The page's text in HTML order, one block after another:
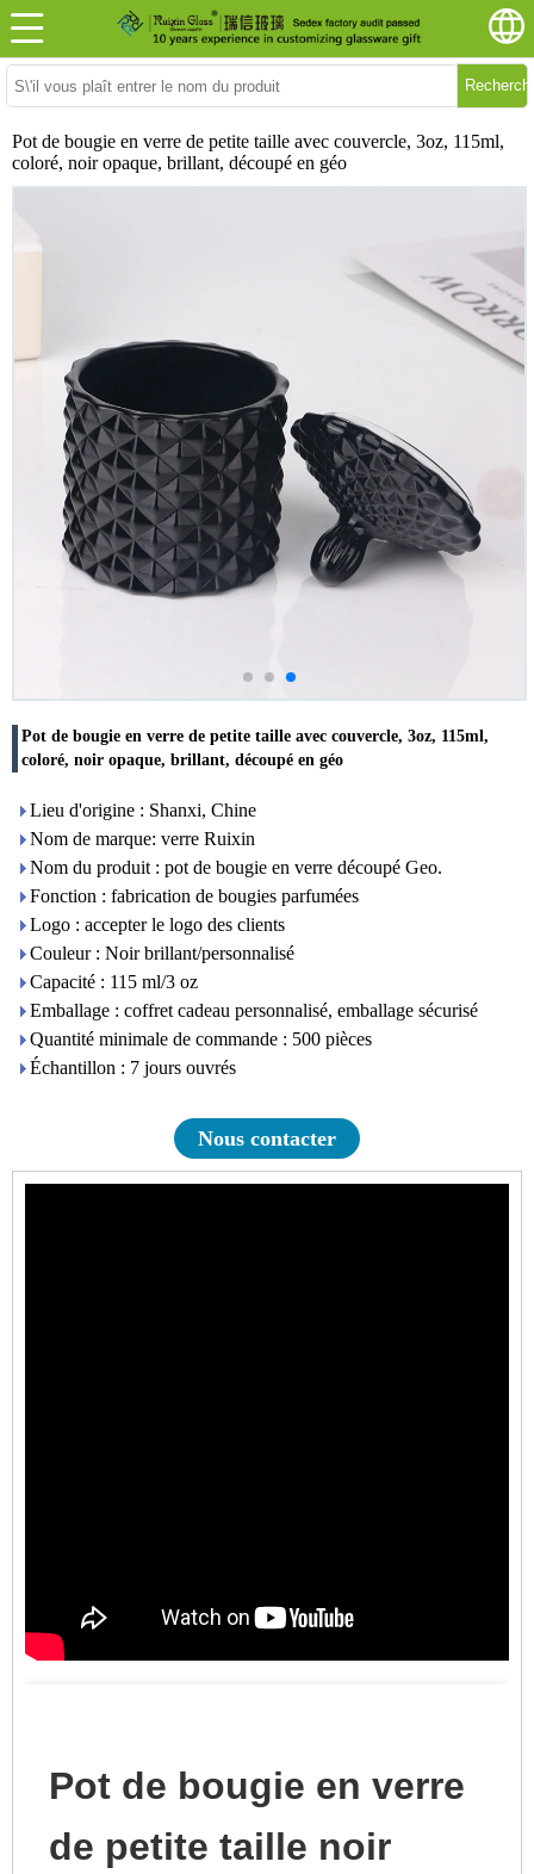
Pot de bougie en verre de petite taille avec couvercle, 3oz, 115ml,
coloré, noir opaque, brillant, découpé en géo
Pot de bougie en verre de petite taille avec couvercle, 3oz, 115ml,
coloré, noir opaque, brillant, découpé en géo
Lieu d'origine : Shanxi, Chine
Nom de marque: verre Ruixin
Nom du produit : pot de bougie en verre découpé Geo.
Fonction : fabrication de bougies parfumées
Logo : accepter le logo des clients
Couleur : Noir brillant/personnalisé
Capacité : 115 ml/3 oz
Emballage : coffret cadeau personnalisé, emballage sécurisé
Quantité minimale de commande : 500 pièces
Échantillon : 7 jours ouvrés
Nous contacter
Pot de bougie en verre
de petite taille noir